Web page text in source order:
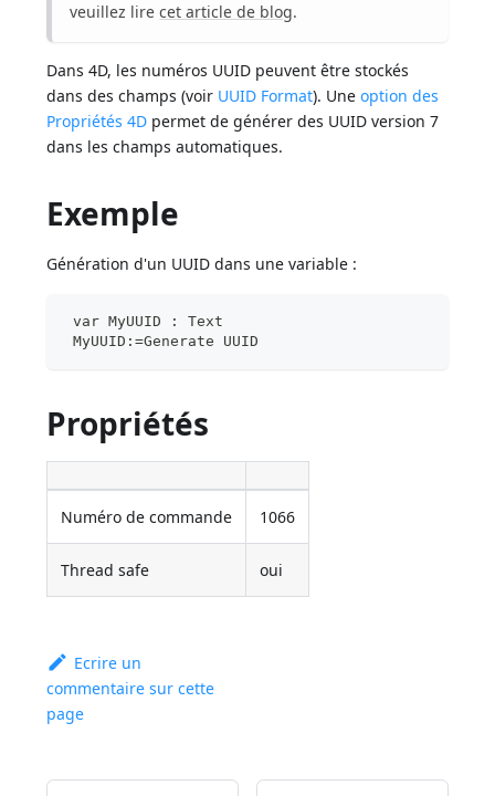
veuillez lirecet article de blog.
Dans 4D, les numéros UUID peuvent être stockés
dans des champs (voir UUID Format). Uneoption des
Propriétés 4D permet de générer des UUID version 7
dans les champs automatiques.
Exemple
Génération d'un UUID dans une variable :
var MyUUID : Text
MyUUID:=Generate UUID
Propriétés
Numéro de commande 1066
Thread safe oui
Ecrire un
commentaire sur cette
page